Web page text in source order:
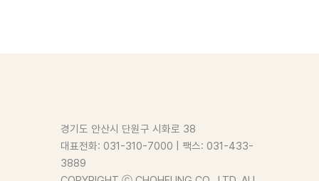
경기도 안산시 단원구 시화로 38
대표전화: 031-310-7000 | 팩스: 031-433-
3889